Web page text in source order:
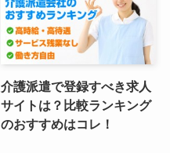
介護派遣で登録すべき求人
サイトは？比較ランキング
のおすすめはコレ！